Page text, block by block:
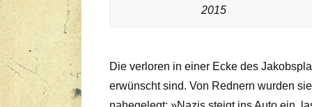
2015
Die verloren in einer Ecke des
erwünscht sind. Von Rednern wurden